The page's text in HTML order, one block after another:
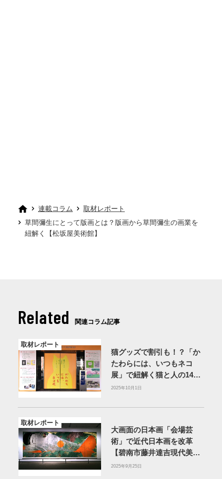
連載コラム
取材レポート
草間彌生にとって版画とは？版画から草間彌生の画業を
紐解く【松坂屋美術館】
Related 関連コラム記事
取材レポート
猫グッズで割引も！？「か
たわらには、いつもネコ
展」で紐解く猫と人の140
年【刈谷市美術館】
2025年10月1日
取材レポート
大画面の日本画「会場芸
術」で近代日本画を改革
【碧南市藤井達吉現代美術
館】
2025年9月25日